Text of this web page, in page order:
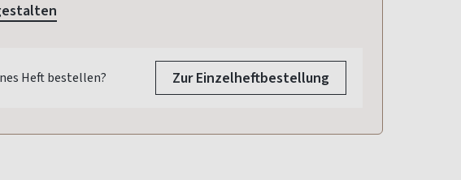
Heft bestellen? Zur Einzelheftbestellung